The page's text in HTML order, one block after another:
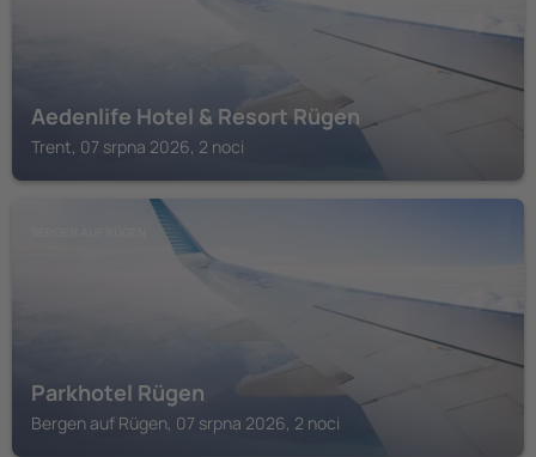
Aedenlife Hotel & Resort Rügen
Trent, 07 srpna 2026, 2 noci
Parkhotel Rügen
Bergen auf Rügen, 07 srpna 2026, 2 noci